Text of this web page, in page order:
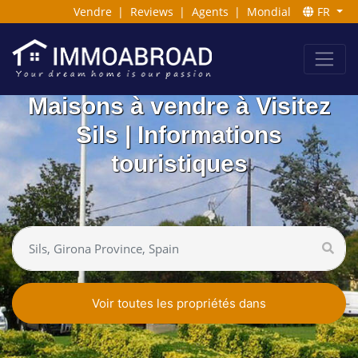
Vendre | Reviews | Agents | Mondial FR
Maisons à vendre à Visitez
Sils | Informations
touristiques
Voir toutes les propriétés dans